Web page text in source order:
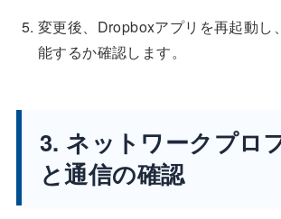
変更後、Dropboxアプリを再起動し
能するか確認します。
3. ネットワークプロ
と通信の確認